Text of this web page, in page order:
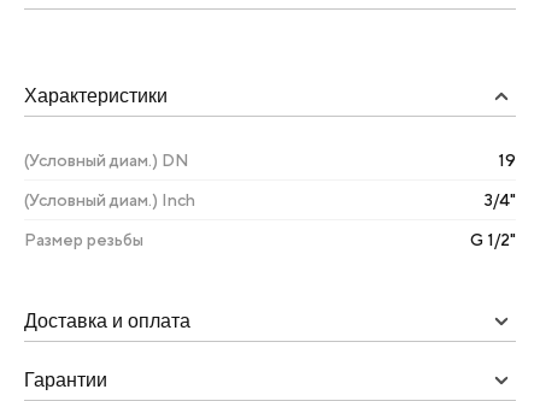
Характеристики
(Условный диам.) DN 19
(Условный диам.) Inch 3/4"
Размер резьбы G 1/2"
Доставка и оплата
Гарантии